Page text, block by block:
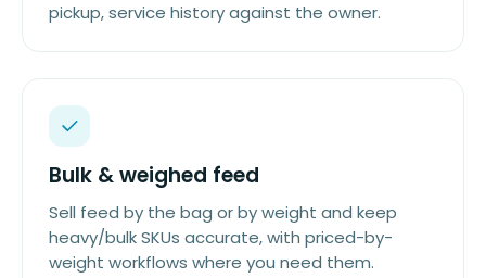
pickup, service history against the owner.
Bulk & weighed feed
Sell feed by the bag or by weight and keep
heavy/bulk SKUs accurate, with priced-by-
weight workflows where you need them.